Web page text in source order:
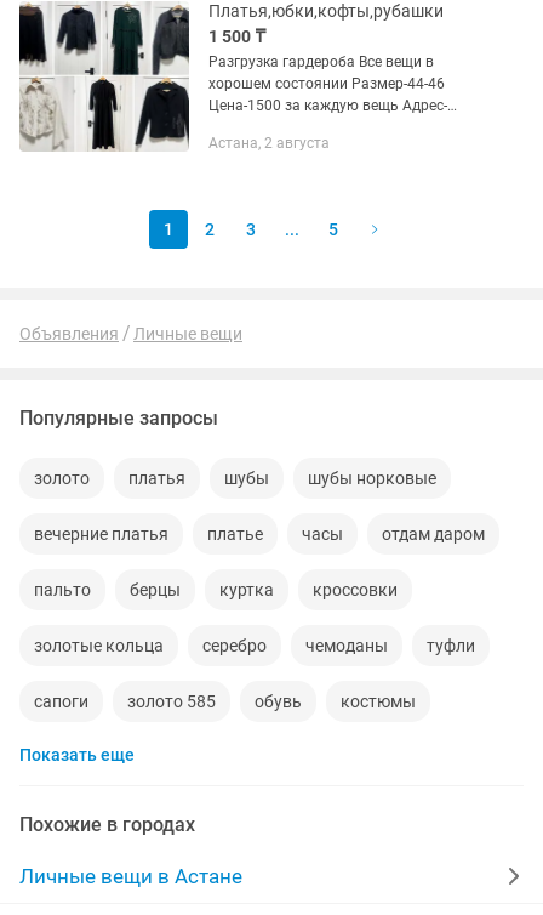
Платья,юбки,кофты,рубашки
1 500 ₸
Разгрузка гардероба Все вещи в
хорошем состоянии Размер-44-46
Цена-1500 за каждую вещь Адрес-
Астана, 2 августа
1 2 3 ... 5
Объявления Личные вещи
Популярные запросы
золото платья шубы шубы норковые
вечерние платья платье часы отдам даром
пальто берцы куртка кроссовки
золотые кольца серебро чемоданы туфли
сапоги золото 585 обувь костюмы
кольца норковые шубы новые
дубленки инвалидные коляски
Показать еще
Похожие в городах
Личные вещи в Астане